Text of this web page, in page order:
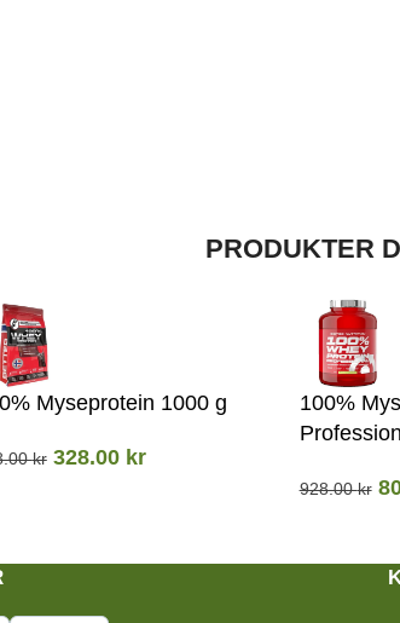
PRODUKTER
Myseprotein 1000 g
kr 328.00 kr
100%
928.00kr